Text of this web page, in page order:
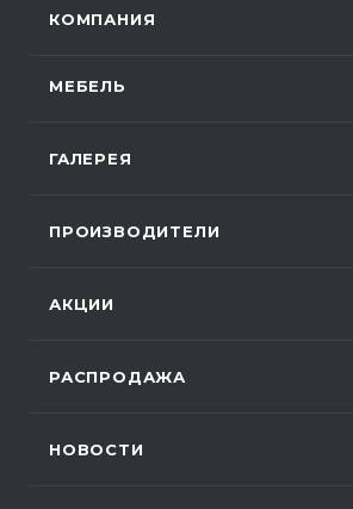
КОМПАНИЯ
МЕБЕЛЬ
ГАЛЕРЕЯ
ПРОИЗВОДИТЕЛИ
АКЦИИ
РАСПРОДАЖА
НОВОСТИ